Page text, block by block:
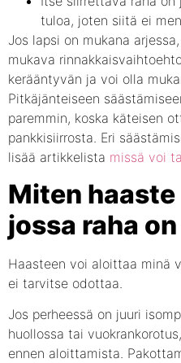
tuloa, joten siitä ei
Jos lapsi on mukana arjessa,
mukava
kerääntyvän ja voi olla
Pitkäjänteiseen
paremmin, koska käteisen
pankkisiirrosta. Eri
lisää artikkelista missä voi
Miten
jossa raha
Haasteen voi aloittaa minä
ei tarvitse odottaa.
Jos perheessä on juuri
huollossa tai
ennen aloittamista.